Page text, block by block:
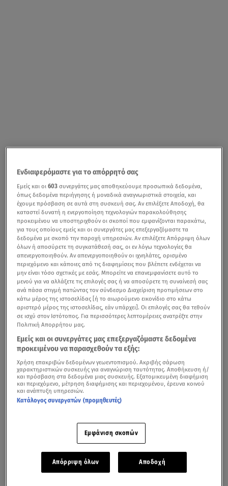
Ενδιαφερόμαστε για το απόρρητό σας
Εμείς και οι603 συνεργάτες μας αποθηκεύουμε προσωπικά δεδομένα,
όπως δεδομένα περιήγησης ή μοναδικά αναγνωριστικά στοιχεία, και
έχουμε πρόσβαση σε αυτά στη συσκευή σας. Αν επιλέξετε Αποδοχή, θα
καταστεί δυνατή η ενεργοποίηση τεχνολογιών παρακολούθησης
προκειμένου να υποστηριχθούν οι σκοποί που εμφανίζονται παρακάτω,
για τους οποίους εμείς και οι συνεργάτες μας επεξεργαζόμαστε τα
δεδομένα με σκοπό την παροχή υπηρεσιών. Αν επιλέξετε Απόρριψη όλων
όλων ή αποσύρετε τη συγκατάθεσή σας, οι εν λόγω τεχνολογίες θα
απενεργοποιηθούν. Αν απενεργοποιηθούν οι ιχνηλάτες, ορισμένο
περιεχόμενο και κάποιες από τις διαφημίσεις που βλέπετε ενδέχεται να
μην είναι τόσο σχετικές με εσάς. Μπορείτε να επανεμφανίσετε αυτό το
μενού για να αλλάξετε τις επιλογές σας ή να αποσύρετε τη συναίνεσή σας
ανά πάσα στιγμή πατώντας τον σύνδεσμο Διαχείριση προτιμήσεων στο
κάτω μέρος της ιστοσελίδας [ή το αιωρούμενο εικονίδιο στο κάτω
αριστερό μέρος της ιστοσελίδας, εάν υπάρχει]. Οι επιλογές σας θα τεθούν
σε ισχύ στον Ιστότοπος. Για περισσότερες λεπτομέρειες ανατρέξτε στην
Πολιτική Απορρήτου μας.
Εμείς και οι συνεργάτες μας επεξεργαζόμαστε δεδομένα
προκειμένου να παρασχεθούν τα εξής:
Χρήση επακριβών δεδομένων γεωεντοπισμού. Ακριβής σάρωση
χαρακτηριστικών συσκευής για αναγνώριση ταυτότητας. Αποθήκευση ή/
και πρόσβαση στα δεδομένα μιας συσκευής. Εξατομικευμένη διαφήμιση
και περιεχόμενο, μέτρηση διαφήμισης και περιεχομένου, έρευνα κοινού
και ανάπτυξη υπηρεσιών.
Κατάλογος συνεργατών (προμηθευτές)
Εμφάνιση σκοπών
Απόρριψη όλων Αποδοχή